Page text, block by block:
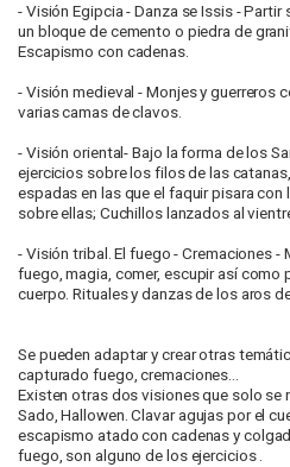
- Visión Egipcia - Danza se Issis -
un bloque de cemento o piedra de
Escapismo con cadenas.
- Visión medieval - Monjes y guerreros
varias camas de clavos.
- Visión oriental- Bajo la forma de los
ejercicios sobre los filos de las
espadas en las que el faquir pisara
sobre ellas; Cuchillos lanzados al
- Visión tribal. El fuego - Cremaciones
fuego, magia, comer, escupir así como
cuerpo. Rituales y danzas de los aros
Se pueden adaptar y crear otras
capturado fuego, cremaciones...
Existen otras dos visiones que solo se
Sado, Hallowen. Clavar agujas por el
escapismo atado con cadenas y
fuego, son alguno de los ejercicios .